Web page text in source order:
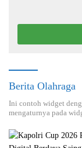
Berita Olahraga
Ini contoh widget
mengaturnya pada